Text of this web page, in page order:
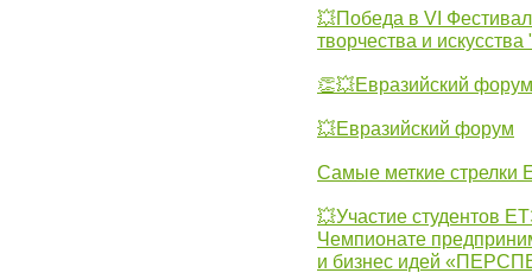
💥Победа в VI
творчества и
👏💥Евразийский форум
💥Евразийский форум
Самые меткие стрелки
💥Участие студентов
Чемпионате
и бизнес идей